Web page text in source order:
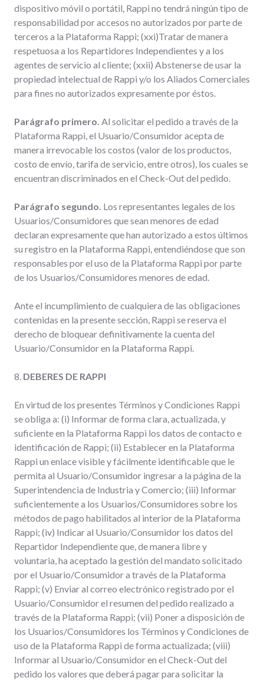
dispositivo móvil o portátil, Rappi no tendrá ningún tipo de
responsabilidad por accesos no autorizados por parte de
terceros a la Plataforma Rappi; (xxi)Tratar de manera
respetuosa a los Repartidores Independientes y a los
agentes de servicio al cliente; (xxii) Abstenerse de usar la
propiedad intelectual de Rappi y/o los Aliados Comerciales
para fines no autorizados expresamente por éstos.
Parágrafo primero. Al solicitar el pedido a través de la
Plataforma Rappi, el Usuario/Consumidor acepta de
manera irrevocable los costos (valor de los productos,
costo de envío, tarifa de servicio, entre otros), los cuales se
encuentran discriminados en el Check-Out del pedido.
Parágrafo segundo. Los representantes legales de los
Usuarios/Consumidores que sean menores de edad
declaran expresamente que han autorizado a estos últimos
su registro en la Plataforma Rappi, entendiéndose que son
responsables por el uso de la Plataforma Rappi por parte
de los Usuarios/Consumidores menores de edad.
Ante el incumplimiento de cualquiera de las obligaciones
contenidas en la presente sección, Rappi se reserva el
derecho de bloquear definitivamente la cuenta del
Usuario/Consumidor en la Plataforma Rappi.
8. DEBERES DE RAPPI
En virtud de los presentes Términos y Condiciones Rappi
se obliga a: (i) Informar de forma clara, actualizada, y
suficiente en la Plataforma Rappi los datos de contacto e
identificación de Rappi; (ii) Establecer en la Plataforma
Rappi un enlace visible y fácilmente identificable que le
permita al Usuario/Consumidor ingresar a la página de la
Superintendencia de Industria y Comercio; (iii) Informar
suficientemente a los Usuarios/Consumidores sobre los
métodos de pago habilitados al interior de la Plataforma
Rappi; (iv) Indicar al Usuario/Consumidor los datos del
Repartidor Independiente que, de manera libre y
voluntaria, ha aceptado la gestión del mandato solicitado
por el Usuario/Consumidor a través de la Plataforma
Rappi; (v) Enviar al correo electrónico registrado por el
Usuario/Consumidor el resumen del pedido realizado a
través de la Plataforma Rappi; (vii) Poner a disposición de
los Usuarios/Consumidores los Términos y Condiciones de
uso de la Plataforma Rappi de forma actualizada; (viii)
Informar al Usuario/Consumidor en el Check-Out del
pedido los valores que deberá pagar para solicitar la